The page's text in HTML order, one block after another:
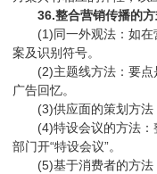
36.整合营销传播的
(1)同一外观法：如在
案及识别符号。
(2)主题线方法：要点
广告回忆。
(3)供应面的策划方法
(4)特设会议的方法：
部门开“特设会议”。
(5)基于消费者的方法